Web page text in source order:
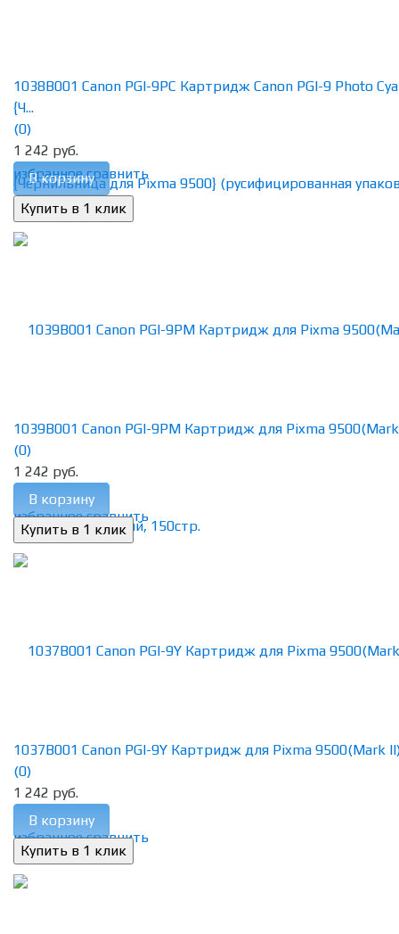
избранное сравнить
1038B001 Canon PGI-9PC Картридж Canon PGI-9 Photo
{Ч...
(0)
1 242 руб.
В корзину
избранное сравнить
1039B001 Canon PGI-9PM Картридж для Pixma 9500(Mark
(0)
1 242 руб.
В корзину
избранное сравнить
1037B001 Canon PGI-9Y Картридж для Pixma 9500(Mark
(0)
1 242 руб.
В корзину